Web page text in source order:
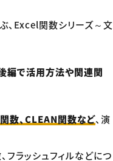
、Excel関数シリーズ～文
編で活用方法や関連関
数、CLEAN関数など、演
フラッシュフィルなどにつ